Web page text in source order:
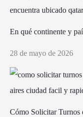
En qué continente y
28 de mayo de 2026
Cómo Solicitar Turnos